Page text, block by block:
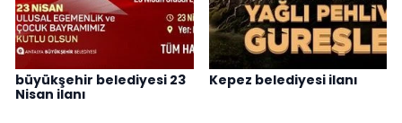
büyükşehir belediyesi 23
Nisan ilanı
Kepez belediyesi ilanı